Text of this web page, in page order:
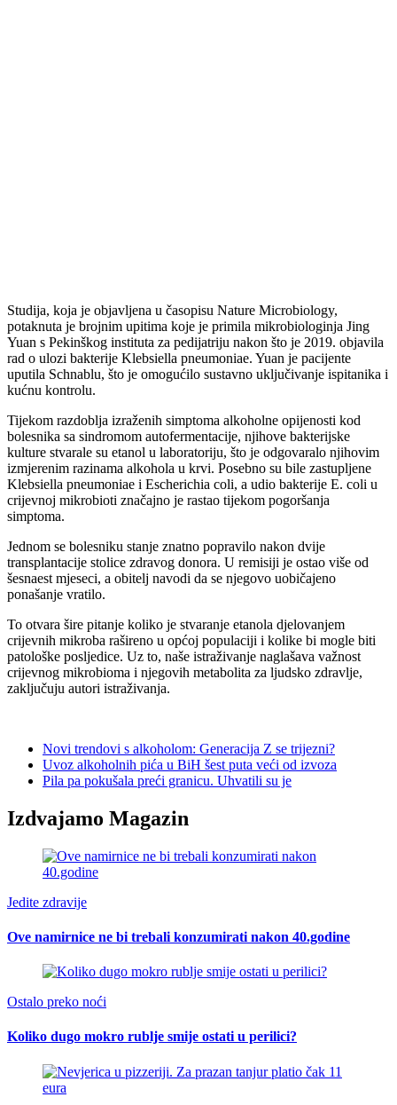
Studija, koja je objavljena u časopisu Nature Microbiology,
potaknuta je brojnim upitima koje je primila mikrobiologinja Jing
Yuan s Pekinškog instituta za pedijatriju nakon što je 2019. objavila
rad o ulozi bakterije Klebsiella pneumoniae. Yuan je pacijente
uputila Schnablu, što je omogućilo sustavno uključivanje ispitanika i
kućnu kontrolu.
Tijekom razdoblja izraženih simptoma alkoholne opijenosti kod
bolesnika sa sindromom autofermentacije, njihove bakterijske
kulture stvarale su etanol u laboratoriju, što je odgovaralo njihovim
izmjerenim razinama alkohola u krvi. Posebno su bile zastupljene
Klebsiella pneumoniae i Escherichia coli, a udio bakterije E. coli u
crijevnoj mikrobioti značajno je rastao tijekom pogoršanja
simptoma.
Jednom se bolesniku stanje znatno popravilo nakon dvije
transplantacije stolice zdravog donora. U remisiji je ostao više od
šesnaest mjeseci, a obitelj navodi da se njegovo uobičajeno
ponašanje vratilo.
To otvara šire pitanje koliko je stvaranje etanola djelovanjem
crijevnih mikroba rašireno u općoj populaciji i kolike bi mogle biti
patološke posljedice. Uz to, naše istraživanje naglašava važnost
crijevnog mikrobioma i njegovih metabolita za ljudsko zdravlje,
zaključuju autori istraživanja.
Novi trendovi s alkoholom: Generacija Z se trijezni?
Uvoz alkoholnih pića u BiH šest puta veći od izvoza
Pila pa pokušala preći granicu. Uhvatili su je
Izdvajamo Magazin
Jedite zdravije
Ove namirnice ne bi trebali konzumirati nakon 40.godine
Ostalo preko noći
Koliko dugo mokro rublje smije ostati u perilici?